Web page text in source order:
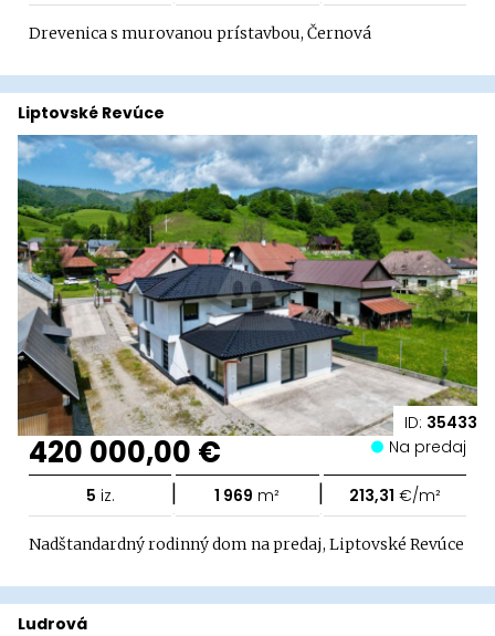
Drevenica s murovanou prístavbou, Černová
ID: 35433
Liptovské Revúce
420 000,00 € Na predaj
5 iz. | 1 969 m² | 213,31 €/m²
Nadštandardný rodinný dom na predaj, Liptovské Revúce
Ludrová